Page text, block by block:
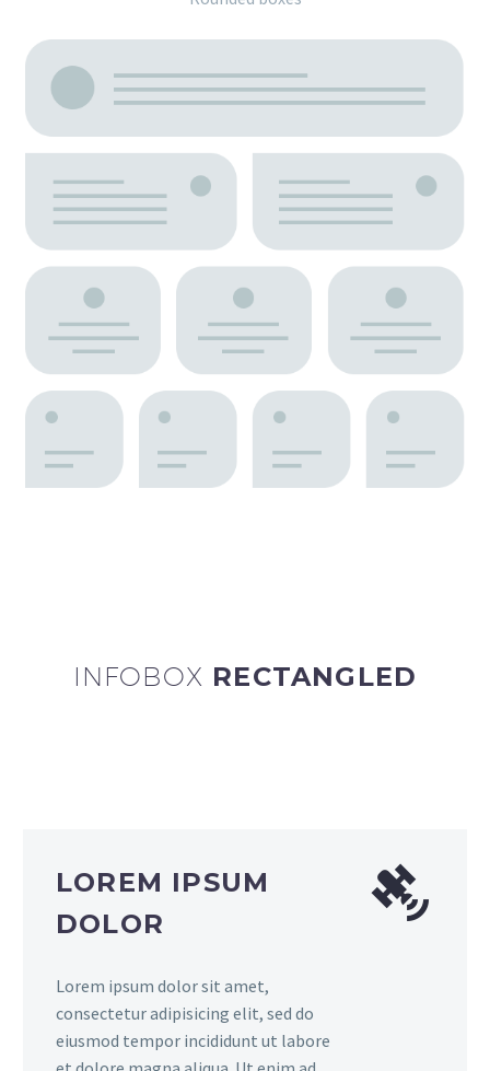
INFOBOX RECTANGLED
LOREM IPSUM
DOLOR
Lorem ipsum dolor sit amet,
consectetur adipisicing elit, sed do
eiusmod tempor incididunt ut labore